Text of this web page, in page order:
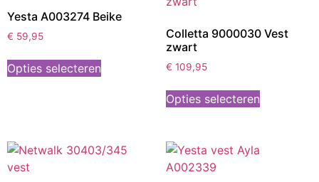
Yesta A003274 Beike
€ 59,95
Opties selecteren
Colletta 9000030 Vest
zwart
€ 109,95
Opties selecteren